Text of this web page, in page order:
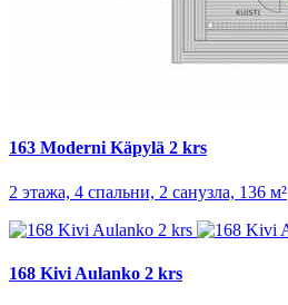
163 Moderni Käpylä 2 krs
2 этажа, 4 спальни, 2 санузла, 136 м²
168 Kivi Aulanko 2 krs